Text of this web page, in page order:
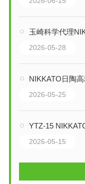
玉崎科学代理NIKKATO
2026-05-28
NIKKATO日陶高
2026-05-25
YTZ-15
2026-05-15